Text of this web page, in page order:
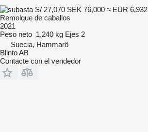
S/ 27,070 SEK 76,000 ≈ EUR 6,932
Remolque de caballos
2021
Peso neto 1,240 kg Ejes 2
Suecia, Hammarö
Blinto AB
Contacte con el vendedor